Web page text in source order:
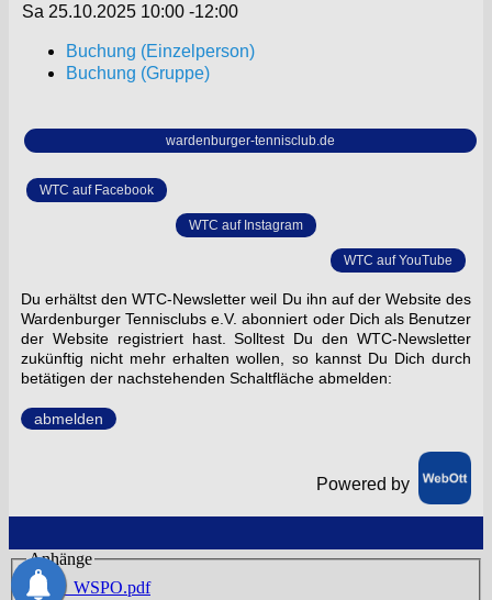
Sa 25.10.2025 10:00 -12:00
Buchung (Einzelperson)
Buchung (Gruppe)
wardenburger-tennisclub.de
WTC auf Facebook
WTC auf Instagram
WTC auf YouTube
Du erhältst den WTC-Newsletter weil Du ihn auf der Website des
Wardenburger Tennisclubs e.V. abonniert oder Dich als Benutzer
der Website registriert hast. Solltest Du den WTC-Newsletter
zukünftig nicht mehr erhalten wollen, so kannst Du Dich durch
betätigen der nachstehenden Schaltfläche abmelden:‍‍
abmelden
Powered by
Anhänge
FAQ_WSPO.pdf